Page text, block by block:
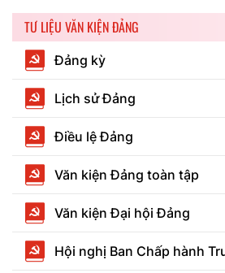
TƯ LIỆU VĂN KIỆN ĐẢNG
Đảng kỳ
Lịch sử Đảng
Điều lệ Đảng
Văn kiện Đảng toàn tập
Văn kiện Đại hội Đảng
Hội nghị Ban Chấp hành